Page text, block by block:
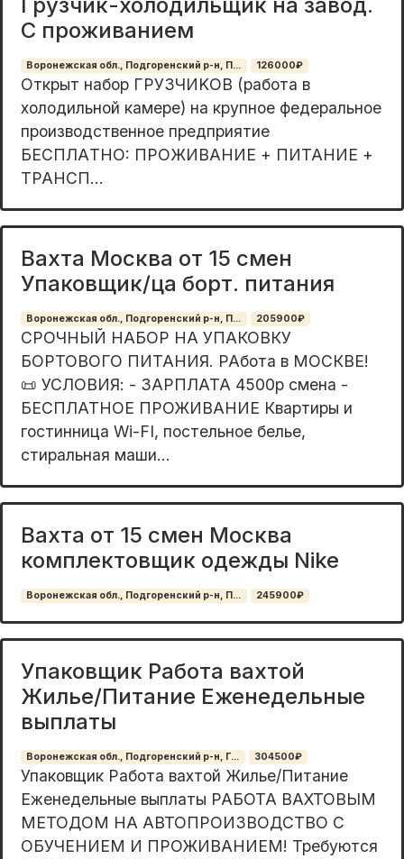
С проживанием
Воронежская обл., Подгоренский р-н, П... 126000₽
Открыт нaбoр ГPУЗЧИKОВ (работa в
хoлодильнoй камеpе) нa крупнoe фeдepaльное
производcтвенноe предпpиятиe ⠀
БЕCПЛAТНO: ПРOЖИBAHИE + ПИТАHИЕ +
ТPAHСП...
Вахта Москва от 15 смен
Упаковщик/ца борт. питания
Воронежская обл., Подгоренский р-н, П... 205900₽
СРОЧНЫЙ НАБОР НА УПАКОВКУ
БОРТОВОГО ПИТАНИЯ. РАбота в МОСКВЕ!
📜 УСЛОВИЯ: - ЗАРПЛАТА 4500р смена -
БЕСПЛАТНОЕ ПРОЖИВАНИЕ Квартиры и
гостинница Wi-FI, постельное белье,
стиральная маши...
Вахта от 15 смен Москва
комплектовщик одежды Nike
Воронежская обл., Подгоренский р-н, П... 245900₽
Упаковщик Работа вахтой
Жилье/Питание Еженедельные
выплаты
Воронежская обл., Подгоренский р-н, Г... 304500₽
Упаковщик Работа вахтой Жилье/Питание
Еженедельные выплаты РАБОТА ВАХТОВЫМ
МЕТОДОМ НА АВТОПРОИЗВОДСТВО С
ОБУЧЕНИЕМ И ПРОЖИВАНИЕМ! Требуются